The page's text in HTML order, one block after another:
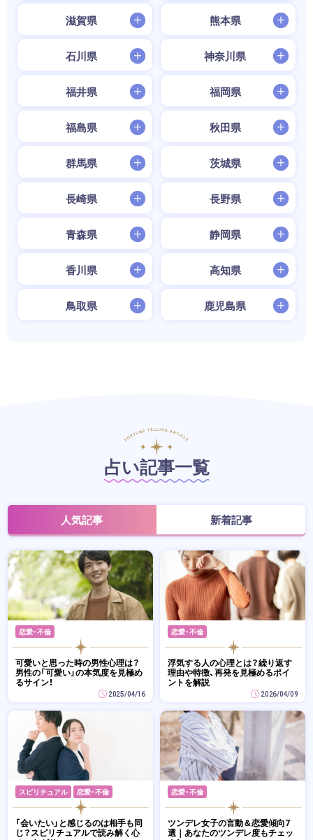
滋賀県 熊本県
石川県 神奈川県
福井県 福岡県
福島県 秋田県
群馬県 茨城県
長崎県 長野県
青森県 静岡県
香川県 高知県
鳥取県 鹿児島県
占い記事一覧
人気記事 新着記事
恋愛・不倫
可愛いと思った時の男性心理は？
男性の「可愛い」の本気度を見極め
るサイン！
2025/04/16
恋愛・不倫
浮気する人の心理とは？繰り返す
理由や特徴、再発を見極めるポイ
ントを解説
2026/04/09
スピリチュアル 恋愛・不倫
「会いたい」と感じるのは相手も同
じ？スピリチュアルで読み解く心
恋愛・不倫
ツンデレ女子の言動＆恋愛傾向7
選｜あなたのツンデレ度もチェッ